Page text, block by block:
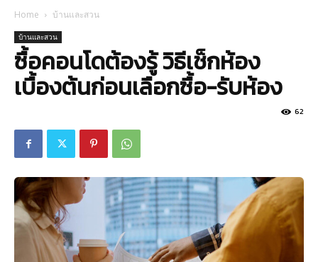
Home บ้านและสวน
บ้านและสวน
ซื้อคอนโดต้องรู้ วิธีเช็กห้อง
เบื้องต้นก่อนเลือกซื้อ-รับห้อง
62